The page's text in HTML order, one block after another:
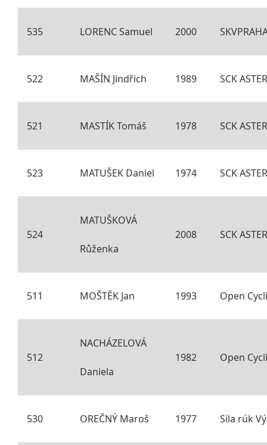
535 LORENC Samuel 2000
522 MAŠÍN Jindřich 1989 SCK
521 MASTÍK Tomáš 1978 SCK
523 MATUŠEK Daniel 1974 SCK
524
MATUŠKOVÁ
Růženka
2008 SCK
511 MOŠTĚK Jan 1993 Open
512
NACHÁZELOVÁ
Daniela
1982 Open
530 OREČNÝ Maroš 1977 Sila rúk